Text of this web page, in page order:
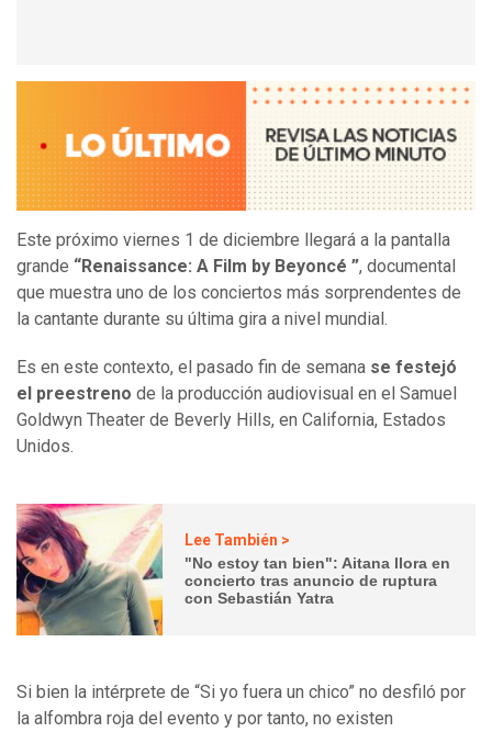
Este próximo viernes 1 de diciembre llegará a la pantalla
grande “Renaissance: A Film by Beyoncé ”, documental
que muestra uno de los conciertos más sorprendentes de
la cantante durante su última gira a nivel mundial.
Es en este contexto, el pasado fin de semana se festejó
el preestreno de la producción audiovisual en el Samuel
Goldwyn Theater de Beverly Hills, en California, Estados
Unidos.
Lee También >
"No estoy tan bien": Aitana llora en
concierto tras anuncio de ruptura
con Sebastián Yatra
Si bien la intérprete de “Si yo fuera un chico” no desfiló por
la alfombra roja del evento y por tanto, no existen